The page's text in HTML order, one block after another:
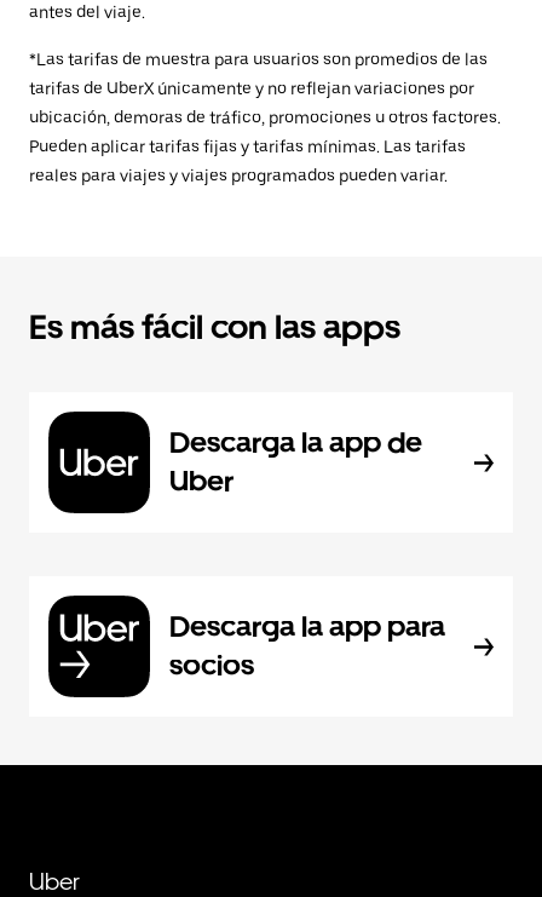
antes del viaje.
*Las tarifas de muestra para usuarios son promedios de las
tarifas de UberX únicamente y no reflejan variaciones por
ubicación, demoras de tráfico, promociones u otros factores.
Pueden aplicar tarifas fijas y tarifas mínimas. Las tarifas
reales para viajes y viajes programados pueden variar.
Es más fácil con las apps
Descarga la app de
Uber
Descarga la app para
socios
Uber